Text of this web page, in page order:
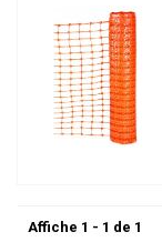
Affiche 1 - 1 de 1